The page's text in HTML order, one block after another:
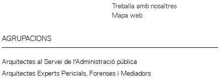
Treballa amb nosaltres
Mapa web
AGRUPACIONS
Arquitectes al Servei de l'Administració pública
Arquitectes Experts Pericials, Forenses i Mediadors